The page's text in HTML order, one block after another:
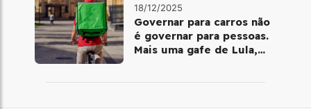
18/12/2025
Governar para carros não
é governar para pessoas.
Mais uma gafe de Lula,